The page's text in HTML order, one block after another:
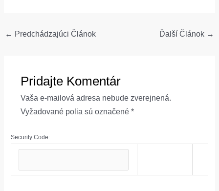
Post
← Predchádzajúci Článok Ďalší Článok →
Pridajte Komentár
Vaša e-mailová adresa nebude zverejnená.
Vyžadované polia sú označené *
Security Code: